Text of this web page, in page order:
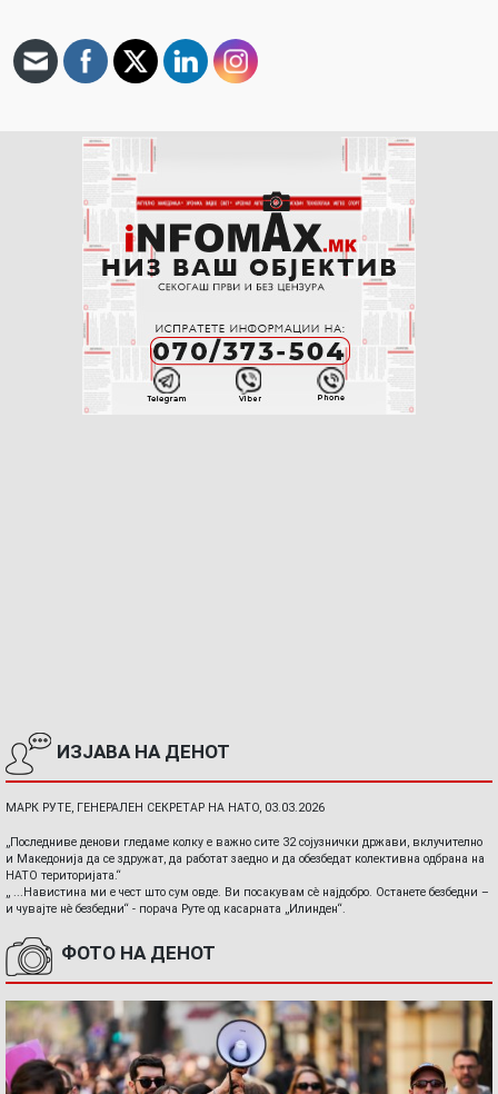
ИЗЈАВА НА ДЕНОТ
МАРК РУТЕ, ГЕНЕРАЛЕН СЕКРЕТАР НА НАТО, 03.03.2026
„Последниве денови гледаме колку е важно сите 32 сојузнички држави, вклучително
и Македонија да се здружат, да работат заедно и да обезбедат колективна одбрана на
НАТО територијата.“
„ ...Навистина ми е чест што сум овде. Ви посакувам сè најдобро. Останете безбедни –
и чувајте нè безбедни“ - порача Руте од касарната „Илинден“.
ФОТО НА ДЕНОТ